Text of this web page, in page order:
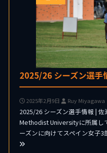
2025/26 シーズン選手
2025年2月9日 Ruy Miyagawa
2025/26 シーズン選手情報 |
Methodist Universityに所属し
ーズンに向けてスペイン女子